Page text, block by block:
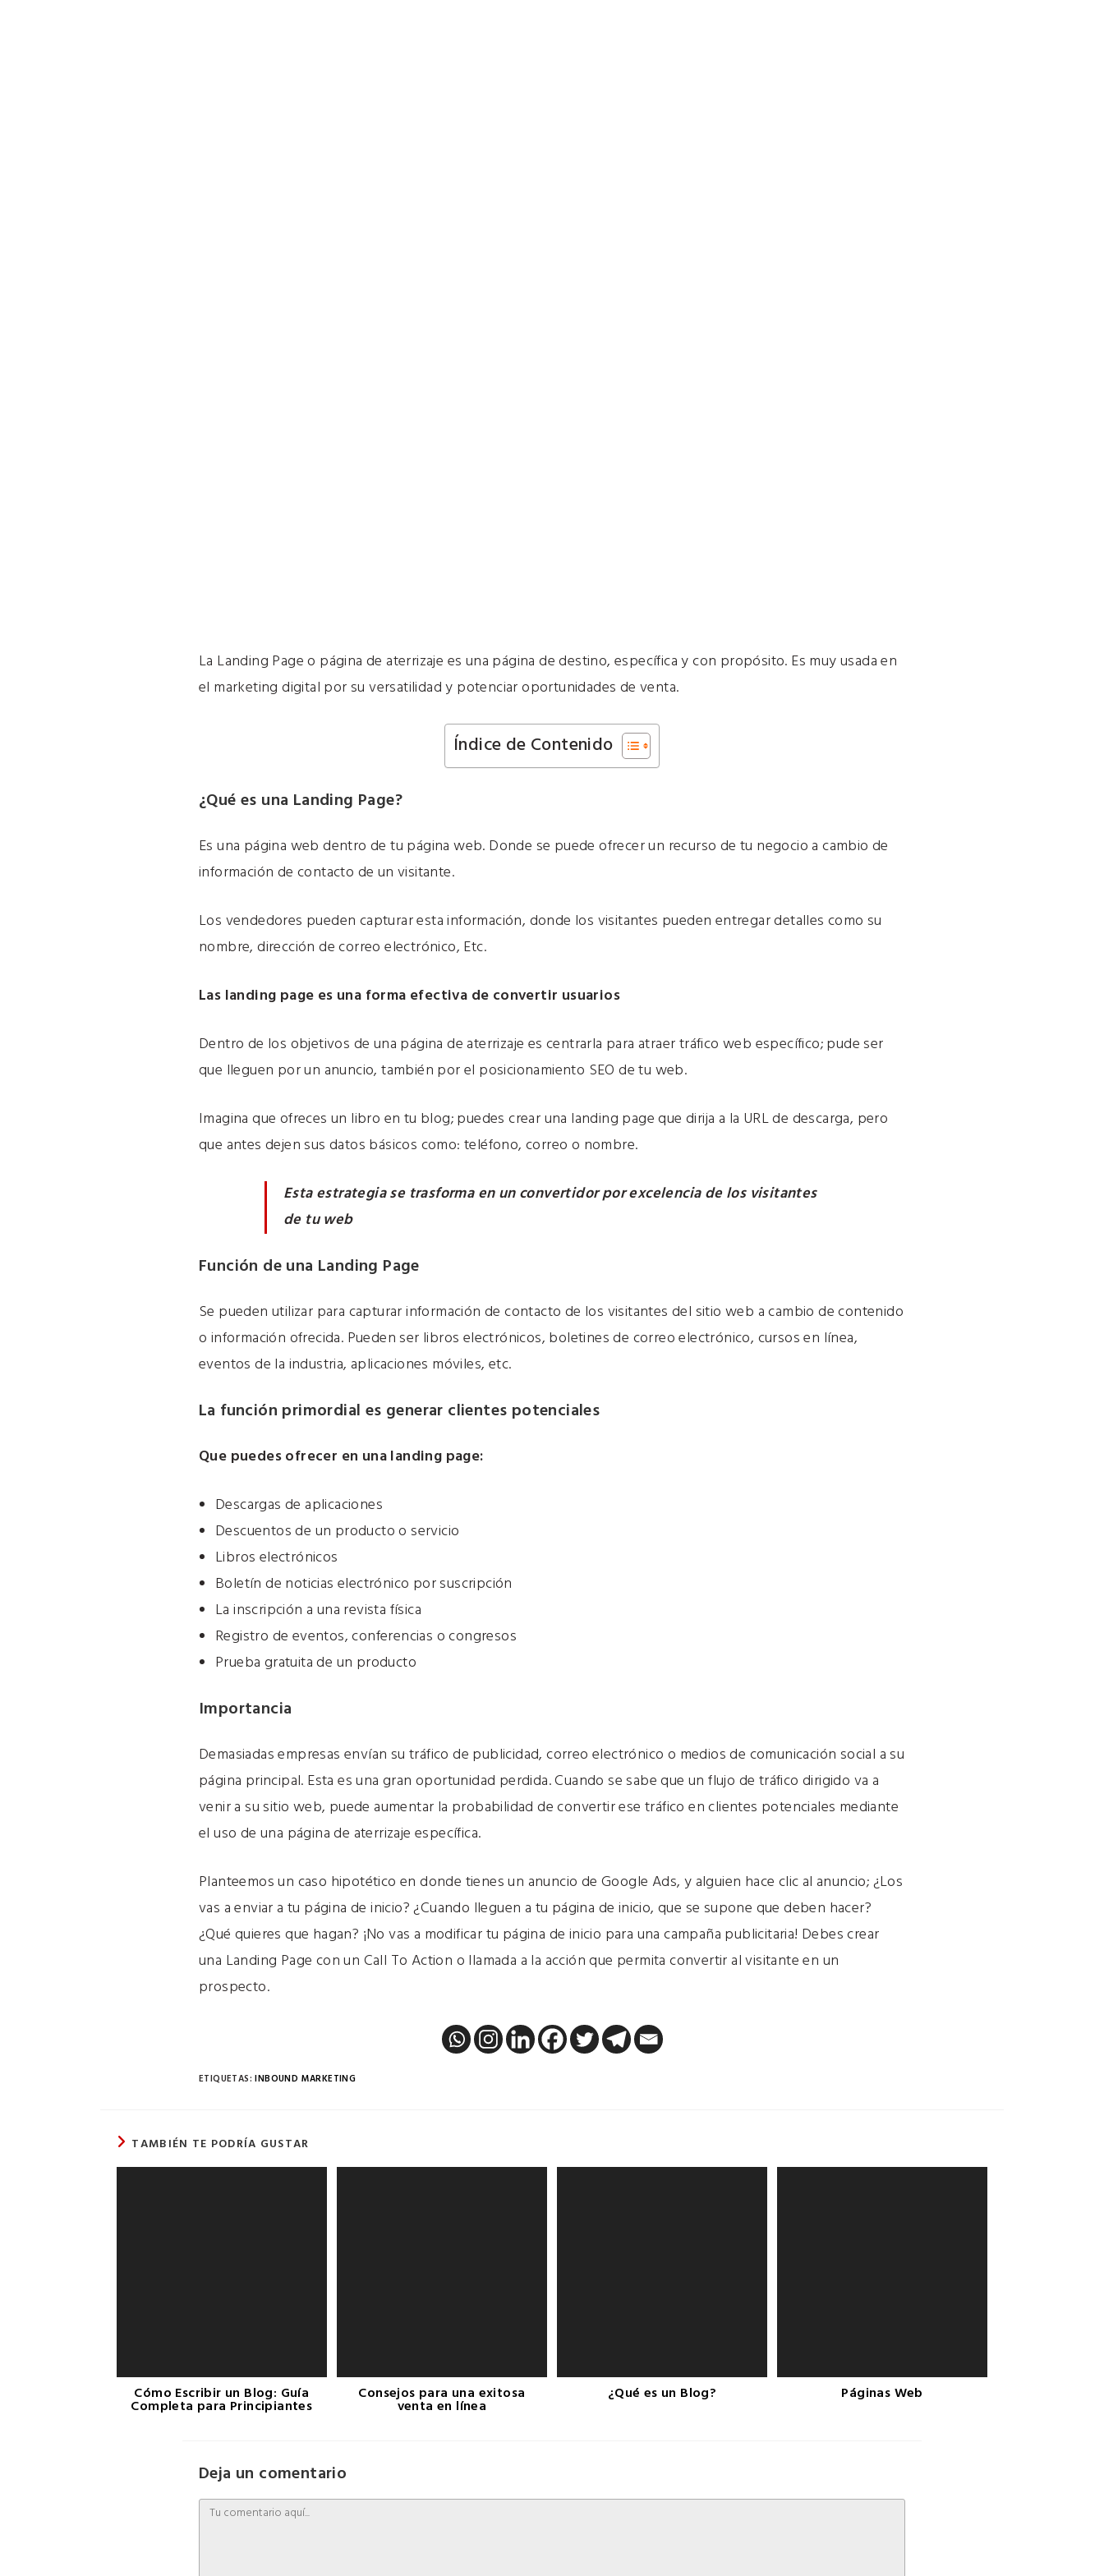
La Landing Page o página de aterrizaje es una página de destino, específica y con propósito. Es muy usada en
el marketing digital por su versatilidad y potenciar oportunidades de venta.
Índice de Contenido
¿Qué es una Landing Page?
Es una página web dentro de tu página web. Donde se puede ofrecer un recurso de tu negocio a cambio de
información de contacto de un visitante.
Los vendedores pueden capturar esta información, donde los visitantes pueden entregar detalles como su
nombre, dirección de correo electrónico, Etc.
Las landing page es una forma efectiva de convertir usuarios
Dentro de los objetivos de una página de aterrizaje es centrarla para atraer tráfico web específico; pude ser
que lleguen por un anuncio, también por el posicionamiento SEO de tu web.
Imagina que ofreces un libro en tu blog; puedes crear una landing page que dirija a la URL de descarga, pero
que antes dejen sus datos básicos como: teléfono, correo o nombre.
Esta estrategia se trasforma en un convertidor por excelencia de los visitantes
de tu web
Función de una Landing Page
Se pueden utilizar para capturar información de contacto de los visitantes del sitio web a cambio de contenido
o información ofrecida. Pueden ser libros electrónicos, boletines de correo electrónico, cursos en línea,
eventos de la industria, aplicaciones móviles, etc.
La función primordial es generar clientes potenciales
Que puedes ofrecer en una landing page:
Descargas de aplicaciones
Descuentos de un producto o servicio
Libros electrónicos
Boletín de noticias electrónico por suscripción
La inscripción a una revista física
Registro de eventos, conferencias o congresos
Prueba gratuita de un producto
Importancia
Demasiadas empresas envían su tráfico de publicidad, correo electrónico o medios de comunicación social a su
página principal. Esta es una gran oportunidad perdida. Cuando se sabe que un flujo de tráfico dirigido va a
venir a su sitio web, puede aumentar la probabilidad de convertir ese tráfico en clientes potenciales mediante
el uso de una página de aterrizaje específica.
Planteemos un caso hipotético en donde tienes un anuncio de Google Ads, y alguien hace clic al anuncio; ¿Los
vas a enviar a tu página de inicio? ¿Cuando lleguen a tu página de inicio, que se supone que deben hacer?
¿Qué quieres que hagan? ¡No vas a modificar tu página de inicio para una campaña publicitaria! Debes crear
una Landing Page con un Call To Action o llamada a la acción que permita convertir al visitante en un
prospecto.
ETIQUETAS:INBOUND MARKETING
TAMBIÉN TE PODRÍA GUSTAR
Cómo Escribir un Blog: Guía
Completa para Principiantes
Consejos para una exitosa
venta en línea
¿Qué es un Blog? Páginas Web
Deja un comentario